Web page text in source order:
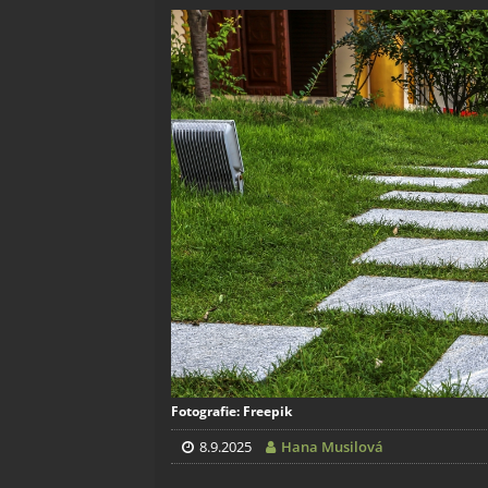
Fotografie: Freepik
8.9.2025 Hana Musilová